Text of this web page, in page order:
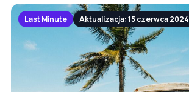
Last Minute Aktualizacja: 15 czerwca 2024